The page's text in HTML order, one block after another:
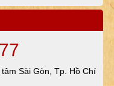
Sài Gòn, Tp. Hồ Chí